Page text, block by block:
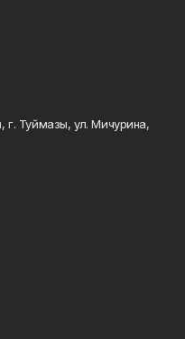
г. Туймазы, ул. Мичурина,